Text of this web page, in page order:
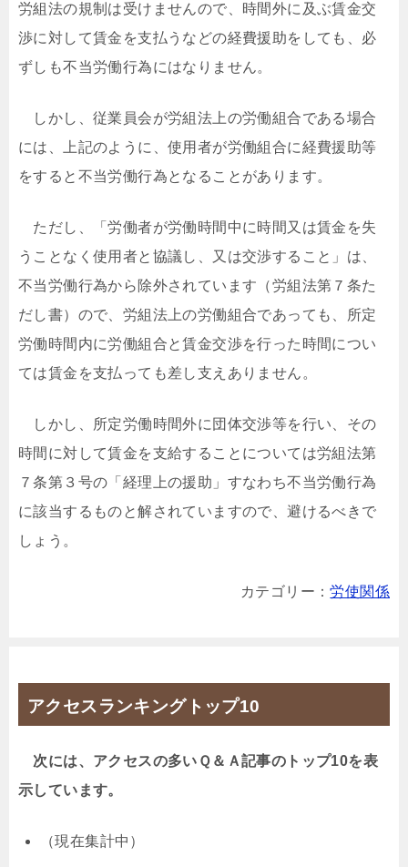
労組法の規制は受けませんので、時間外に及ぶ賃金交
渉に対して賃金を支払うなどの経費援助をしても、必
ずしも不当労働行為にはなりません。
しかし、従業員会が労組法上の労働組合である場合
には、上記のように、使用者が労働組合に経費援助等
をすると不当労働行為となることがあります。
ただし、「労働者が労働時間中に時間又は賃金を失
うことなく使用者と協議し、又は交渉すること」は、
不当労働行為から除外されています（労組法第７条た
だし書）ので、労組法上の労働組合であっても、所定
労働時間内に労働組合と賃金交渉を行った時間につい
ては賃金を支払っても差し支えありません。
しかし、所定労働時間外に団体交渉等を行い、その
時間に対して賃金を支給することについては労組法第
７条第３号の「経理上の援助」すなわち不当労働行為
に該当するものと解されていますので、避けるべきで
しょう。
カテゴリー：労使関係
アクセスランキングトップ10
次には、アクセスの多いＱ＆Ａ記事のトップ10を表
示しています。
（現在集計中）